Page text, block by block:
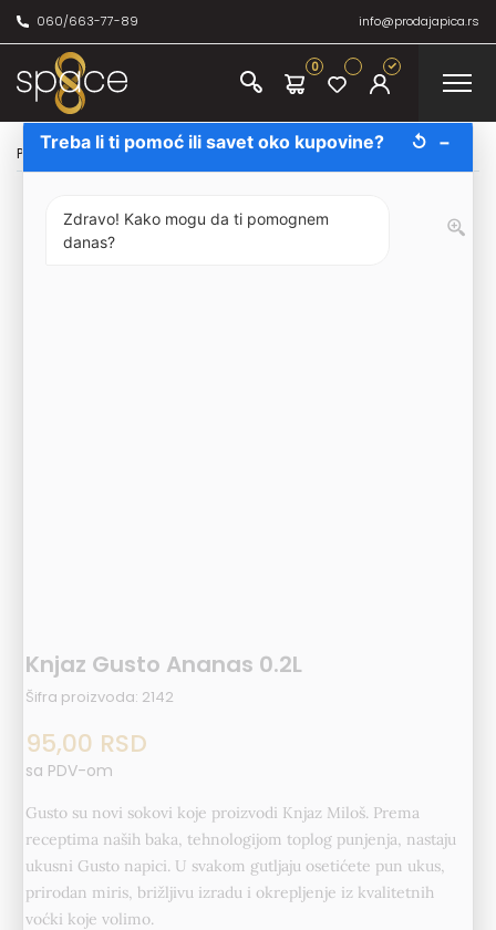
060/663-77-89 info@prodajapica.rs
0
Početna/Bezalkoholno/ Sokovi/Knjaz Gusto Ananas 0.2L
Knjaz Gusto Ananas 0.2L
Šifra proizvoda: 2142
95,00 RSD
sa PDV-om
Gusto su novi sokovi koje proizvodi Knjaz Miloš. Prema
receptima naših baka, tehnologijom toplog punjenja, nastaju
ukusni Gusto napici. U svakom gutljaju osetićete pun ukus,
prirodan miris, brižljivu izradu i okrepljenje iz kvalitetnih
voćki koje volimo.
Treba li ti pomoć ili savet oko kupovine? ↺ −
Zdravo! Kako mogu da ti pomognem
danas?